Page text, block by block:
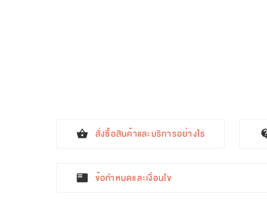
shopping_basket สั่งซื้อสินค้าและบริการอย่างไร
featured_play_list ข้อกำหนดและเงื่อนไข